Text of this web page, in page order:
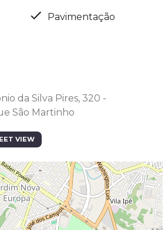
Pavimentação
da Silva Pires, 320 -
São Martinho
VIEW